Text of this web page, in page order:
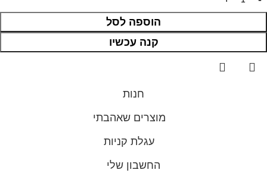
הוספה לסל
קנה עכשיו
חנות
מוצרים שאהבתי
עגלת קניות
החשבון שלי